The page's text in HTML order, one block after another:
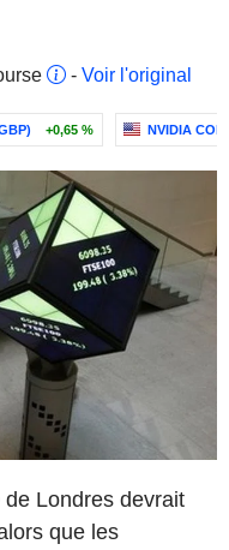
- Voir l'original
+0,65 % NVIDIA
Londres devrait
que les